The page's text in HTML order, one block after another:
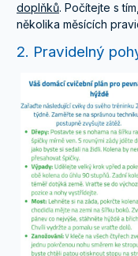
doplňků. Počítejte s
několika měsících
2. Pravidelný